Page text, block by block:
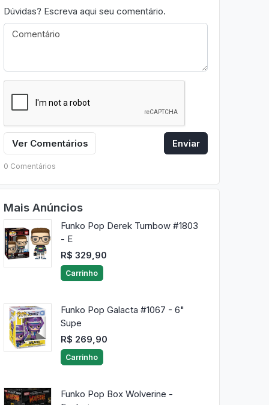
Dúvidas? Escreva aqui seu comentário.
Ver Comentários Enviar
0 Comentários
Mais Anúncios
Funko Pop Derek Turnbow #1803
- E
R$ 329,90
Carrinho
Funko Pop Galacta #1067 - 6"
Supe
R$ 269,90
Carrinho
Funko Pop Box Wolverine -